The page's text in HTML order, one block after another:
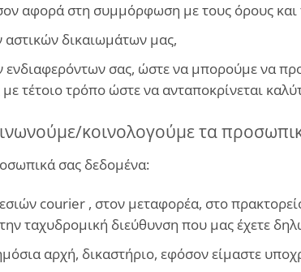
αφορά στη συμμόρφωση με τους όρους και
δικαιωμάτων μας,
σας, ώστε να μπορούμε να
τέτοιο τρόπο ώστε να ανταποκρίνεται
κοινολογούμε τα
σας δεδομένα:
courier , στον μεταφορέα, στο
ταχυδρομική διεύθυνση που μας έχετε
αρχή, δικαστήριο, εφόσον είμαστε